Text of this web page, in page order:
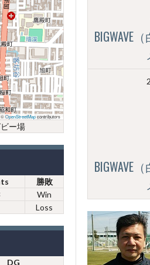
©OpenStreetMapcontributors
ー場
勝敗
Win
Loss
DG
BIGWAVE
BIGWAVE